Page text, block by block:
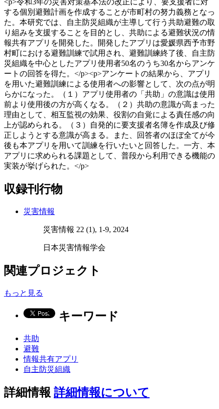
<p>令和3年の災害対策基本法の改正により、要支援者に対
する個別避難計画を作成することが市町村の努力義務となっ
た。本研究では、自主防災組織が主導して行う共助避難の取
り組みを支援することを目的とし、共助による避難状況の情
報共有アプリを開発した。開発したアプリは愛媛県西予市野
村町における避難訓練で試用され、避難訓練終了後、自主防
災組織を中心としたアプリ使用者50名のうち30名からアンケ
ートの回答を得た。</p><p>アンケートの結果から、アプリ
を用いた避難訓練による使用者への影響として、次の点が明
らかになった。（１）アプリ使用者の「共助」の意識は使用
前より使用後の方が高くなる。（２）共助の意識が高まった
理由として、相互監視の効果、役割の自覚による責任感の向
上が認められる。（３）自発的に要支援者名簿を作成及び修
正しようとする意識が高まる。また、回答者のほぼ全てが今
後も本アプリを用いて訓練を行いたいと回答した。一方、本
アプリに求められる課題として、普段から利用できる機能の
実装が挙げられた。</p>
収録刊行物
災害情報
災害情報 22 (1), 1-9, 2024
日本災害情報学会
関連プロジェクト
もっと見る
キーワード
共助
避難
情報共有アプリ
自主防災組織
詳細情報 詳細情報について